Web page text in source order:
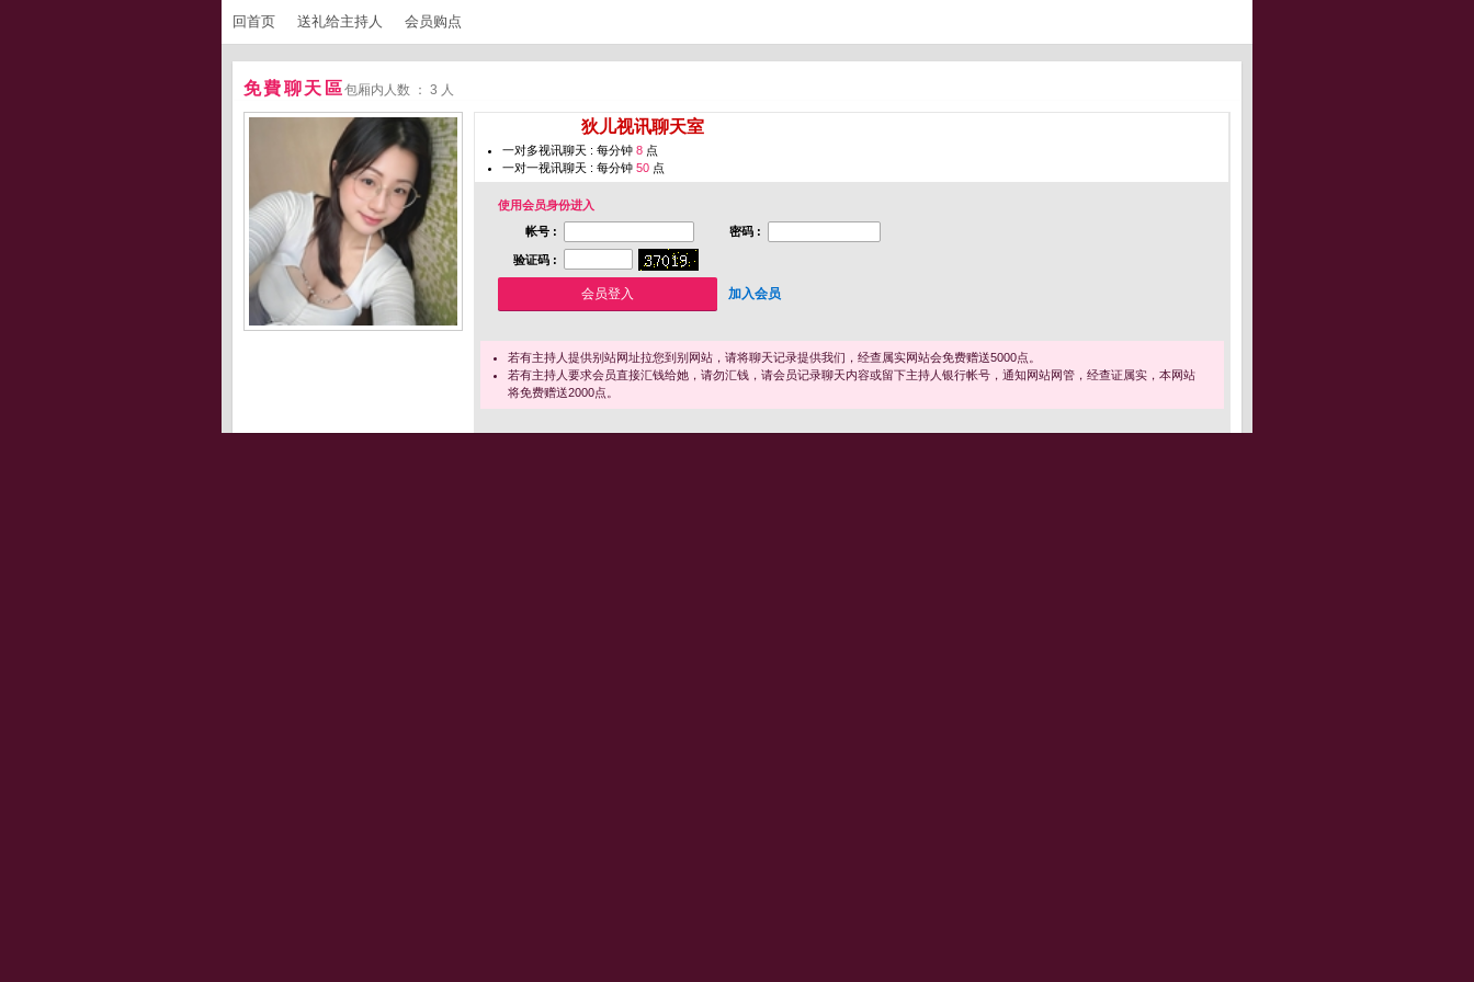
回首页 送礼给主持人 会员购点
免費聊天區包厢内人数 ： 3 人
狄儿视讯聊天室
一对多视讯聊天 : 每分钟 8 点
一对一视讯聊天 : 每分钟 50 点
使用会员身份进入
帐号 :
密码 :
验证码 :
加入会员
若有主持人提供别站网址拉您到别网站，请将聊天记录提供我们，经查属实网站会免费赠送5000点。
若有主持人要求会员直接汇钱给她，请勿汇钱，请会员记录聊天内容或留下主持人银行帐号，通知网站网管，经查证属实，本网站
将免费赠送2000点。